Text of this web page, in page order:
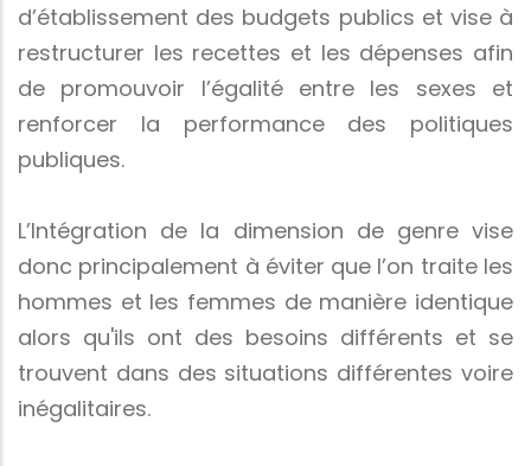
d’établissement des budgets publics et vise à
restructurer les recettes et les dépenses afin
de promouvoir l’égalité entre les sexes et
renforcer la performance des politiques
publiques.
L’Intégration de la dimension de genre vise
donc principalement à éviter que l’on traite les
hommes et les femmes de manière identique
alors qu'ils ont des besoins différents et se
trouvent dans des situations différentes voire
inégalitaires.